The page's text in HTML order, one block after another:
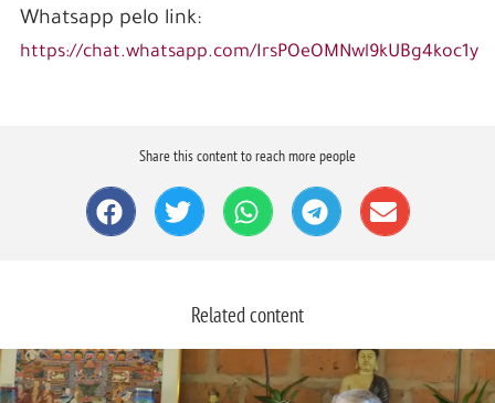
Whatsapp pelo link:
https://chat.whatsapp.com/IrsPOeOMNwl9kUBg4koc1y
Share this content to reach more people
Related content